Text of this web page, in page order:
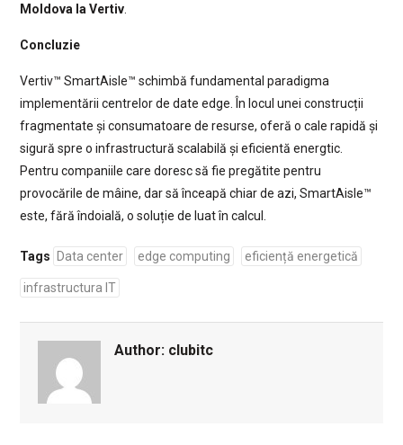
Moldova la Vertiv.
Concluzie
Vertiv™ SmartAisle™ schimbă fundamental paradigma
implementării centrelor de date edge. În locul unei construcții
fragmentate și consumatoare de resurse, oferă o cale rapidă și
sigură spre o infrastructură scalabilă și eficientă energtic.
Pentru companiile care doresc să fie pregătite pentru
provocările de mâine, dar să înceapă chiar de azi, SmartAisle™
este, fără îndoială, o soluție de luat în calcul.
Tags Data center edge computing eficiență energetică
infrastructura IT
Author: clubitc